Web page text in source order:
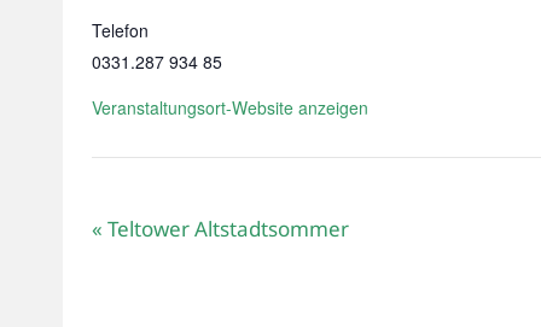
Telefon
0331.287 934 85
Veranstaltungsort-Website anzeigen
« Teltower Altstadtsommer